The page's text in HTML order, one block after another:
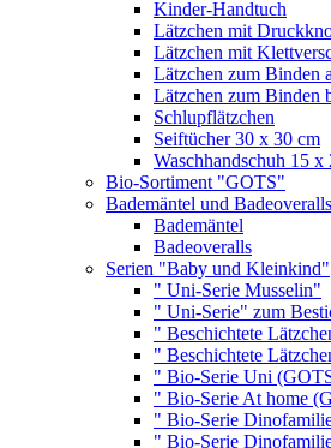
Kinder-Handtuch
Lätzchen mit
Lätzchen mit
Lätzchen zum Binden
Lätzchen zum Binden
Schlupflätzchen
Seiftücher 30 x 30 cm
Waschhandschuh 15 x
Bio-Sortiment "GOTS"
Bademäntel und
Bademäntel
Badeoveralls
Serien "Baby und Kleinkind"
" Uni-Serie Musselin"
" Uni-Serie" zum
" Beschichtete
" Beschichtete
" Bio-Serie Uni
" Bio-Serie At home
" Bio-Serie
" Bio-Serie